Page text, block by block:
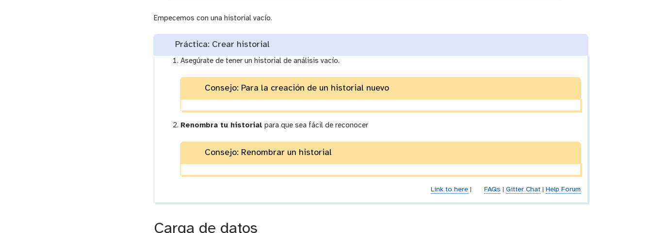
Empecemos con una historial vacío.
Práctica: Crear historial
Asegúrate de tener un historial de análisis vacío.
Consejo: Para la creación de un historial nuevo
Renombra tu historial para que sea fácil de reconocer
Consejo: Renombrar un historial
Link to here| FAQs | Gitter Chat| Help Forum
Carga de datos